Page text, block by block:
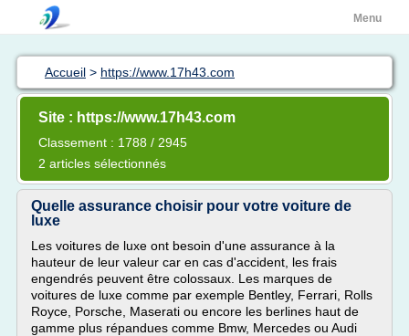
Menu
Accueil > https://www.17h43.com
Site : https://www.17h43.com
Classement : 1788 / 2945
2 articles sélectionnés
Quelle assurance choisir pour votre voiture de
luxe
Les voitures de luxe ont besoin d'une assurance à la
hauteur de leur valeur car en cas d'accident, les frais
engendrés peuvent être colossaux. Les marques de
voitures de luxe comme par exemple Bentley, Ferrari, Rolls
Royce, Porsche, Maserati ou encore les berlines haut de
gamme plus répandues comme Bmw, Mercedes ou Audi